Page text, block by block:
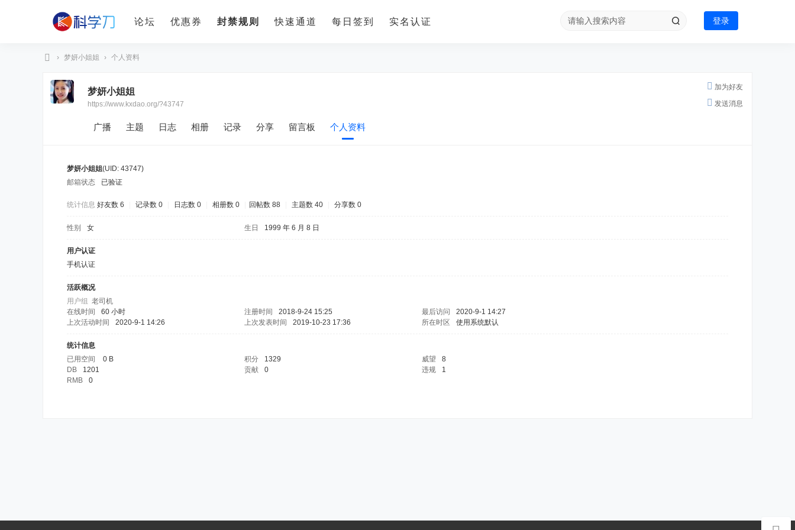
论坛 优惠券 封禁规则 快速通道 每日签到 实名认证 登录
学
› 梦妍小姐姐 › 个人资料
加为好友
发送消息
梦妍小姐姐
https://www.kxdao.org/?43747
广播 主题 日志 相册 记录 分享 留言板 个人资料
梦妍小姐姐(UID: 43747)
邮箱状态
已验证
统计信息 好友数 6 记录数 0 日志数 0 相册数 0 回帖数 88 主题数 40 分享数 0
性别 女 生日 1999 年 6 月 8 日
用户认证
手机认证
活跃概况
用户组 老司机
在线时间
60 小时 注册时间 2018-9-24 15:25 最后访问
2020-9-1 14:27
上次活动时间
2020-9-1 14:26 上次发表时间 2019-10-23 17:36 所在时区 使用系统默认
统计信息
已用空间
0 B 积分 1329 威望
8
DB
1201 贡献 0 违规
1
RMB
0